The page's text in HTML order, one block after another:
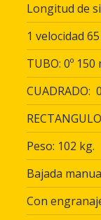
Longitud de
1 velocidad
TUBO: 0º 150
CUADRADO:
Peso: 102 kg.
Bajada
Con